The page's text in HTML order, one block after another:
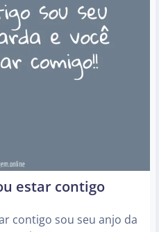
estar contigo
contigo sou seu anjo da